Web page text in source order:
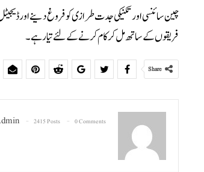
چین سائنسی اور تکنیکی جدت طرازی کو فروغ دینے اور
فریقوں کے ساتھ مل کر کام کرنے کے لئے تیار ہے۔
Share
2415 Posts 0 Comments